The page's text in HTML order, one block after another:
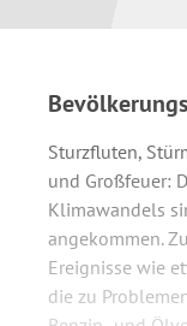
Sturzfluten,
und Großfeuer:
Klimawandels
angekommen.
Ereignisse wie
die zu